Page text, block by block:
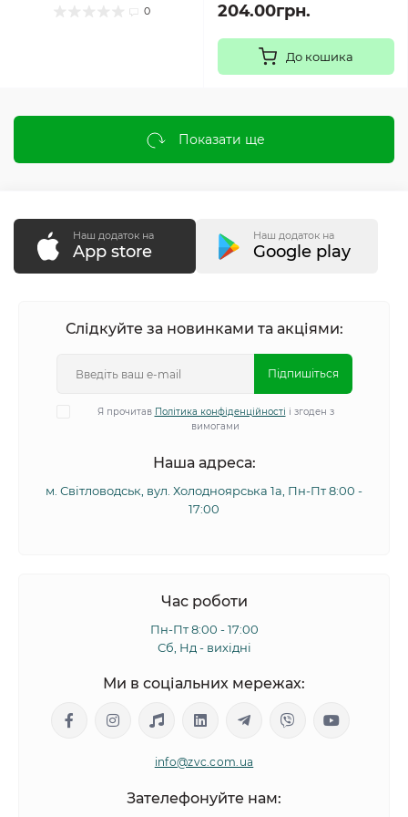
0 204.00грн.
До кошика
Показати ще
Наш додаток на
App store
Наш додаток на
Google play
Слідкуйте за новинками та акціями:
Підпишіться
Я прочитав Політика конфіденційності і згоден з
вимогами
Наша адреса:
м. Світловодськ, вул. Холодноярська 1а, Пн-Пт 8:00 -
17:00
Час роботи
Пн-Пт 8:00 - 17:00
Сб, Нд - вихідні
Ми в соціальних мережах:
info@zvc.com.ua
Зателефонуйте нам: